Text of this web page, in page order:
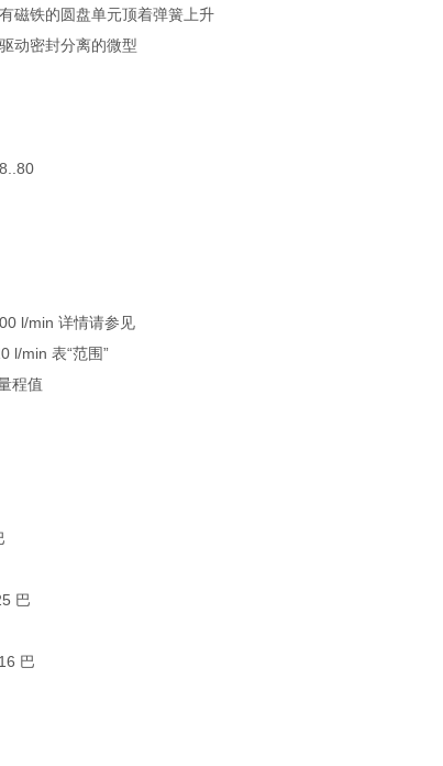
磁铁的圆盘单元顶着弹簧上升
动密封分离的微型
l/min 详情请参见
l/min 表“范围”
程值
巴
巴